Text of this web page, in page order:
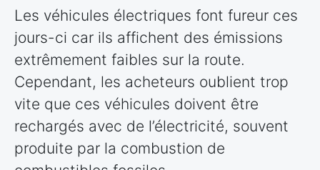
Les véhicules électriques font fureur ces
jours-ci car ils affichent des émissions
extrêmement faibles sur la route.
Cependant, les acheteurs oublient trop
vite que ces véhicules doivent être
rechargés avec de l’électricité, souvent
produite par la combustion de